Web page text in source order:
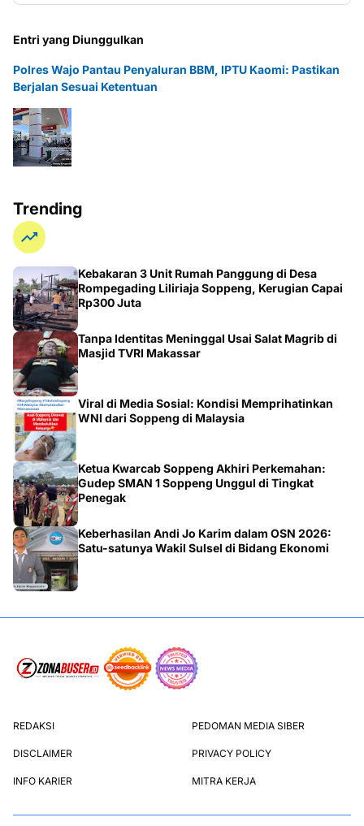
Entri yang Diunggulkan
Polres Wajo Pantau Penyaluran BBM, IPTU Kaomi: Pastikan
Berjalan Sesuai Ketentuan
Trending
Kebakaran 3 Unit Rumah Panggung di Desa
Rompegading Liliriaja Soppeng, Kerugian Capai
Rp300 Juta
Tanpa Identitas Meninggal Usai Salat Magrib di
Masjid TVRI Makassar
Viral di Media Sosial: Kondisi Memprihatinkan
WNI dari Soppeng di Malaysia
Ketua Kwarcab Soppeng Akhiri Perkemahan:
Gudep SMAN 1 Soppeng Unggul di Tingkat
Penegak
Keberhasilan Andi Jo Karim dalam OSN 2026:
Satu-satunya Wakil Sulsel di Bidang Ekonomi
REDAKSI PEDOMAN MEDIA SIBER
DISCLAIMER PRIVACY POLICY
INFO KARIER MITRA KERJA